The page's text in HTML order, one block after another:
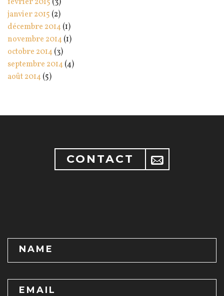
janvier 2015 (2)
décembre 2014(1)
novembre 2014(1)
octobre 2014(3)
septembre 2014(4)
août 2014(5)
CONTACT
NAME
EMAIL